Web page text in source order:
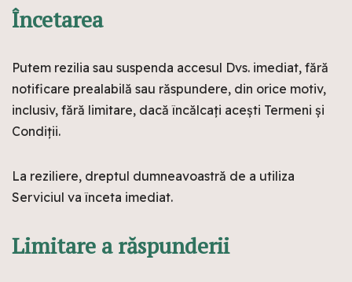
Încetarea
Putem rezilia sau suspenda accesul Dvs. imediat, fără
notificare prealabilă sau răspundere, din orice motiv,
inclusiv, fără limitare, dacă încălcați acești Termeni și
Condiții.
La reziliere, dreptul dumneavoastră de a utiliza
Serviciul va înceta imediat.
Limitare a răspunderii